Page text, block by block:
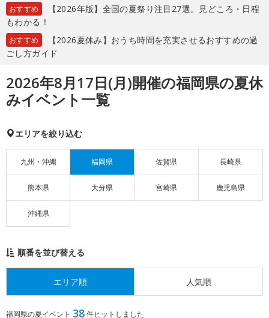
おすすめ
【2026年版】全国の夏祭り注目27選。見どころ・日程
もわかる！
おすすめ
【2026夏休み】おうち時間を充実させるおすすめの過
ごし方ガイド
2026年8月17日(月)開催の福岡県の夏休
みイベント一覧
エリアを絞り込む
九州・沖縄 福岡県 佐賀県 長崎県
熊本県 大分県 宮崎県 鹿児島県
沖縄県
順番を並び替える
エリア順 人気順
福岡県の夏イベント 38件ヒットしました